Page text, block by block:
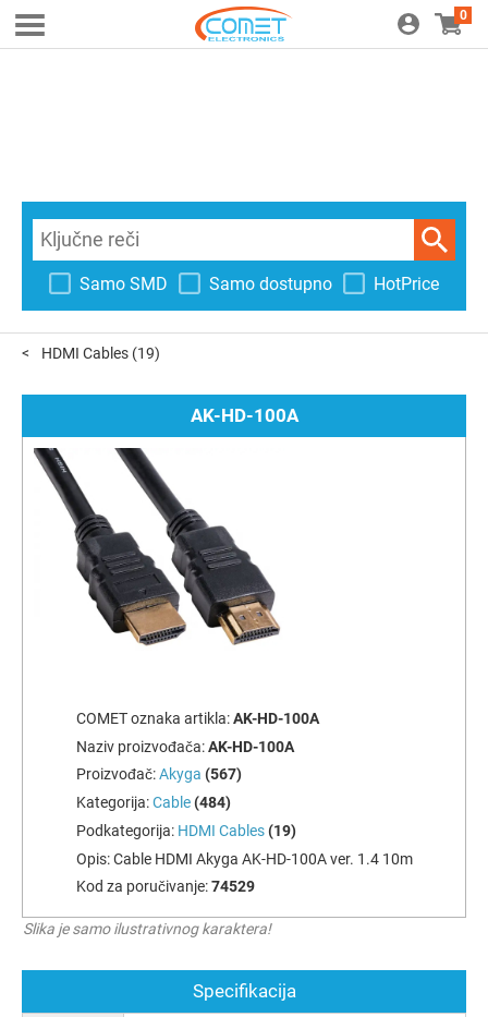
0
Samo SMD Samo dostupno HotPrice
HDMI Cables (19)
AK-HD-100A
COMET oznaka artikla:AK-HD-100A
Naziv proizvođača:AK-HD-100A
Proizvođač:Akyga (567)
Kategorija:Cable (484)
Podkategorija: HDMI Cables (19)
Opis:Cable HDMI Akyga AK-HD-100A ver. 1.4 10m
Kod za poručivanje:74529
Slika je samo ilustrativnog karaktera!
Specifikacija